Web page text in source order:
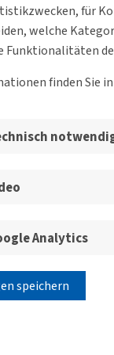
für
welche
Funktionalitäten
finden Sie
Analytics
speichern